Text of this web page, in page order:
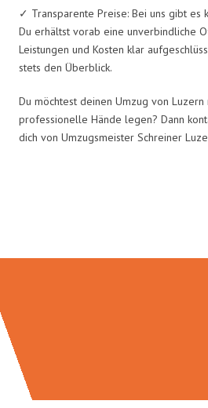
✓ Transparente Preise: Bei uns gibt es
Du erhältst vorab eine unverbindliche
Leistungen und Kosten klar
stets den Überblick.
Du möchtest deinen Umzug von Luzern
professionelle Hände legen? Dann
dich von Umzugsmeister Schreiner